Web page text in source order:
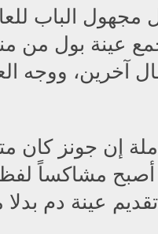
مجهول الباب
عينة بول من
آخرين، ووجه
إن جونز كان
أصبح مشاكساً